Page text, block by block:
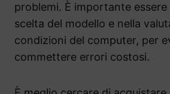
problemi. È importante essere
scelta del modello e nella
condizioni del computer, per
commettere errori costosi.